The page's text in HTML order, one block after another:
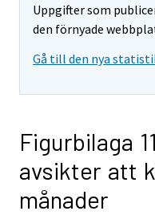
Uppgifter som
den förnyade
Gå till den nya
Figurbilaga
avsikter att
månader